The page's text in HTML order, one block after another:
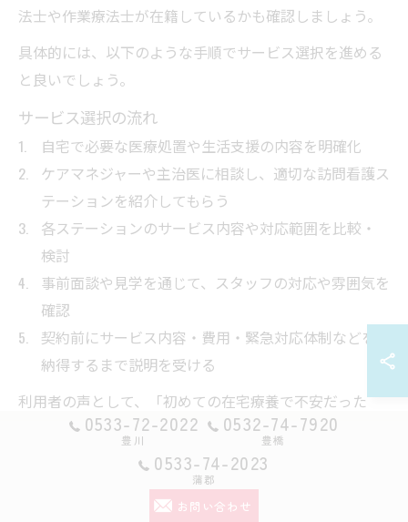
法士や作業療法士が在籍しているかも確認しましょう。
具体的には、以下のような手順でサービス選択を進める
と良いでしょう。
サービス選択の流れ
自宅で必要な医療処置や生活支援の内容を明確化
ケアマネジャーや主治医に相談し、適切な訪問看護ス
テーションを紹介してもらう
各ステーションのサービス内容や対応範囲を比較・
検討
事前面談や見学を通じて、スタッフの対応や雰囲気を
確認
契約前にサービス内容・費用・緊急対応体制などを
納得するまで説明を受ける
利用者の声として、「初めての在宅療養で不安だった
が、スタッフが丁寧に説明し、必要なケアを提案してく
れたので安心できた」といった事例もあります。高齢者
やご家族の不安を軽減し、より良い療養生活を送るため
には、情報収集と積極的なコミュニケーションが欠かせ
0533-72-2022
豊川
0532-74-7920
豊橋
0533-74-2023
蒲郡
お問い合わせ